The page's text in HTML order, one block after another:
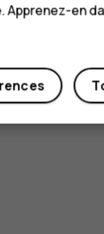
Apprenez-en